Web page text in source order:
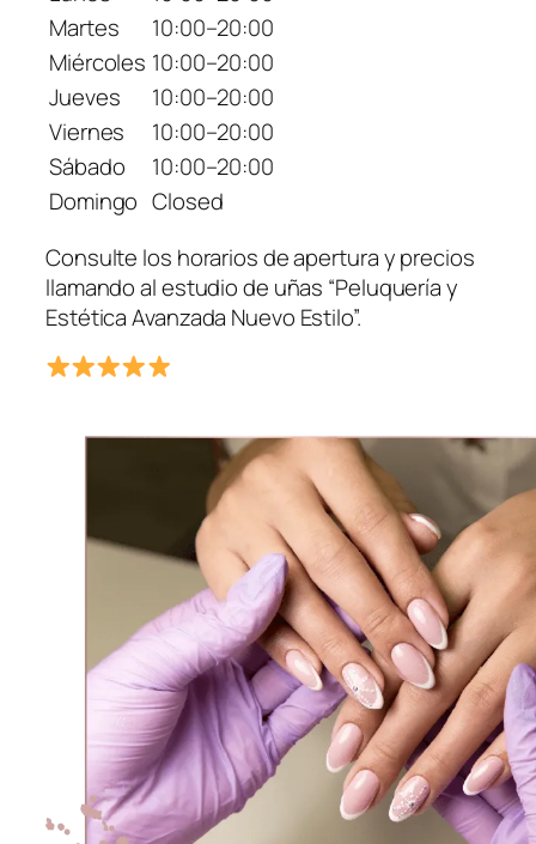
Martes
10:00–20:00
Miércoles 10:00–20:00
Jueves
10:00–20:00
Viernes
10:00–20:00
Sábado
10:00–20:00
Domingo Closed
Consulte los horarios de apertura y precios
llamando al estudio de uñas “Peluquería y
Estética Avanzada Nuevo Estilo”.